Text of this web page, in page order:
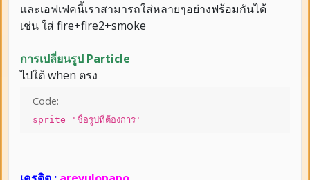
และเอฟเฟคนี้เราสามารถใส่หลายๆอย่างฟร้อมกันได้
เช่น ใส่ fire+fire2+smoke
การเปลี่ยนรูป Particle
ไปใต้ when ตรง
Code:
sprite='ชื่อรูปที่ต้องการ'